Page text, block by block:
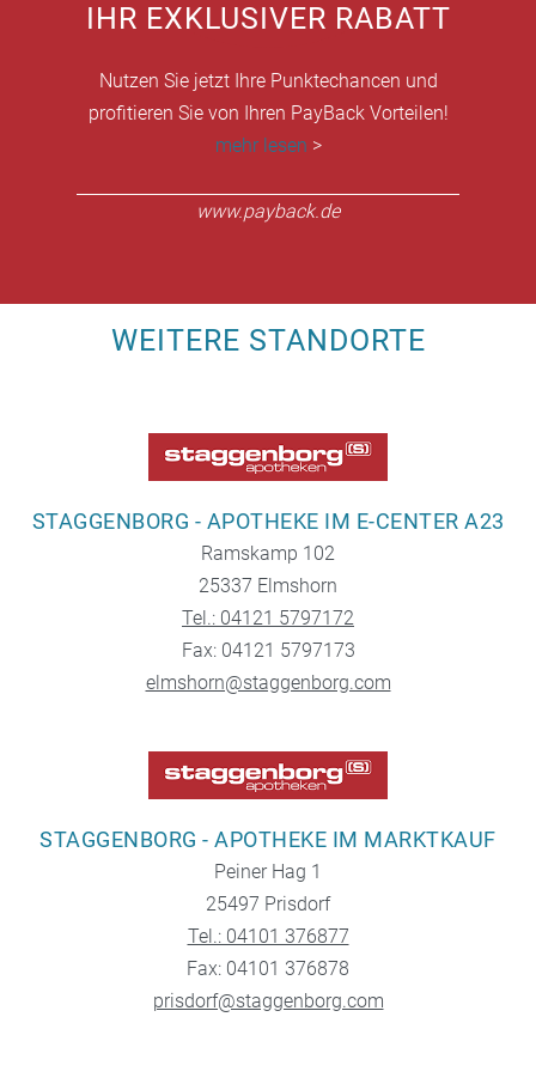
IHR EXKLUSIVER RABATT
Nutzen Sie jetzt Ihre Punktechancen und
profitieren Sie von Ihren PayBack Vorteilen!
mehr lesen >
www.payback.de
WEITERE STANDORTE
STAGGENBORG - APOTHEKE IM E-CENTER A23
Ramskamp 102
25337 Elmshorn
Tel.: 04121 5797172
Fax: 04121 5797173
elmshorn@staggenborg.com
STAGGENBORG - APOTHEKE IM MARKTKAUF
Peiner Hag 1
25497 Prisdorf
Tel.: 04101 376877
Fax: 04101 376878
prisdorf@staggenborg.com